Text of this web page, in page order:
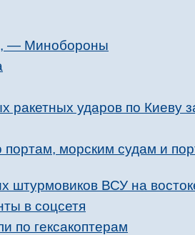
— Минобороны
ударов по Киеву
морским судам и
штурмовиков ВСУ на
в соцсетя
по гексакоптерам